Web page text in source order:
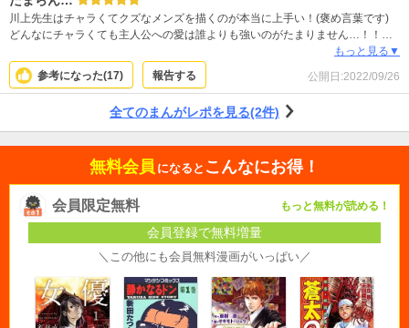
川上先生はチャラくてクズなメンズを描くのが本当に上手い！(褒め言葉です)
どんなにチャラくても主人公への愛は誰よりも強いのがたまりません…！！そ
れがどんなに他者からわかりづらい愛だろうと！！ 私は昔こういう男子によく
憧れていましたが、遊ばれるかスルーされるモブ側でしたね。笑 こういう男子
に選ばれる女子はどんな人なんだろうとよく思ったものですが、川上先生ワー
いです。 現実に考えるとクズだなとか勝手だなと思うけど、結局気づいたらズ
ブズブにハマってしまってるのはこういう男なんだよなぁとしみじみ。笑 個人
差があるかもしれませんが私は先生の漫画で毎回悶えて青春を思い出していま
す！ 早く続き読みたい！！！！！
もっと見る▼
参考になった(17) 報告する 公開日:2022/09/26
全てのまんがレポを見る(2件)
無料会員 になると こんなにお得！
会員限定無料 もっと無料が読める！
会員登録で無料増量
＼この他にも会員無料漫画がいっぱい／